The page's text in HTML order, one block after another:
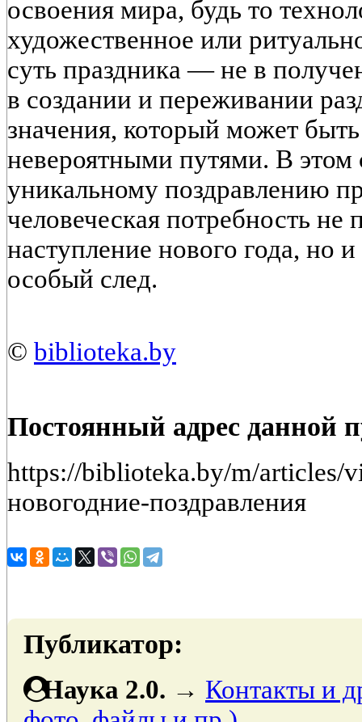
освоения мира, будь то
художественное или
суть праздника — не в
в создании и переживании
значения, который может
невероятными путями. В этом
уникальному поздравлению
человеческая потребность не
наступление нового года, но
особый след.
© biblioteka.by
Постоянный адрес данной
https://biblioteka.by/m/
новогодние-поздравления
Публикатор:
Наука 2.0. → Контакты и